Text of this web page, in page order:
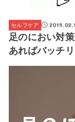
セルフケア
足のにおい対
あればバッチリ